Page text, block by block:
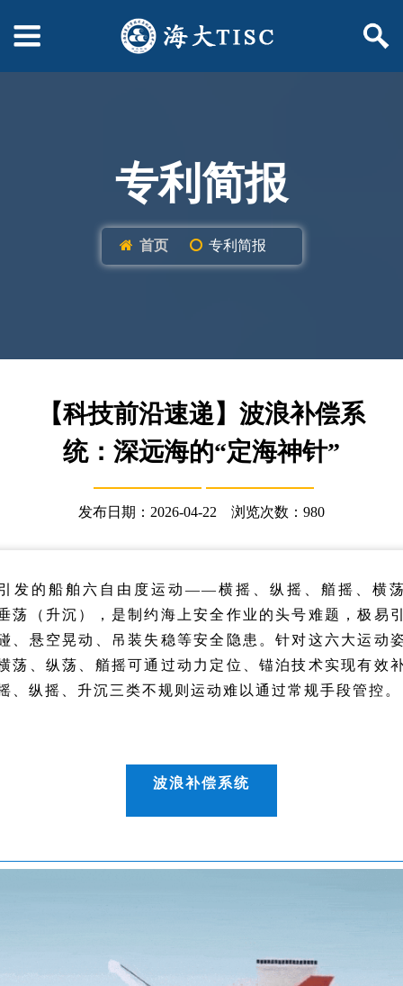
专利简报
首页 专利简报
【科技前沿速递】波浪补偿系
统：深远海的“定海神针”
发布日期：2026-04-22 浏览次数： 980
发的船舶六自由度运动——横摇、纵摇、艏摇、横
荡（升沉），是制约海上安全作业的头号难题，极易
、悬空晃动、吊装失稳等安全隐患。针对这六大运动
荡、纵荡、艏摇可通过动力定位、锚泊技术实现有效
、纵摇、升沉三类不规则运动难以通过常规手段管控。
波浪补偿系统